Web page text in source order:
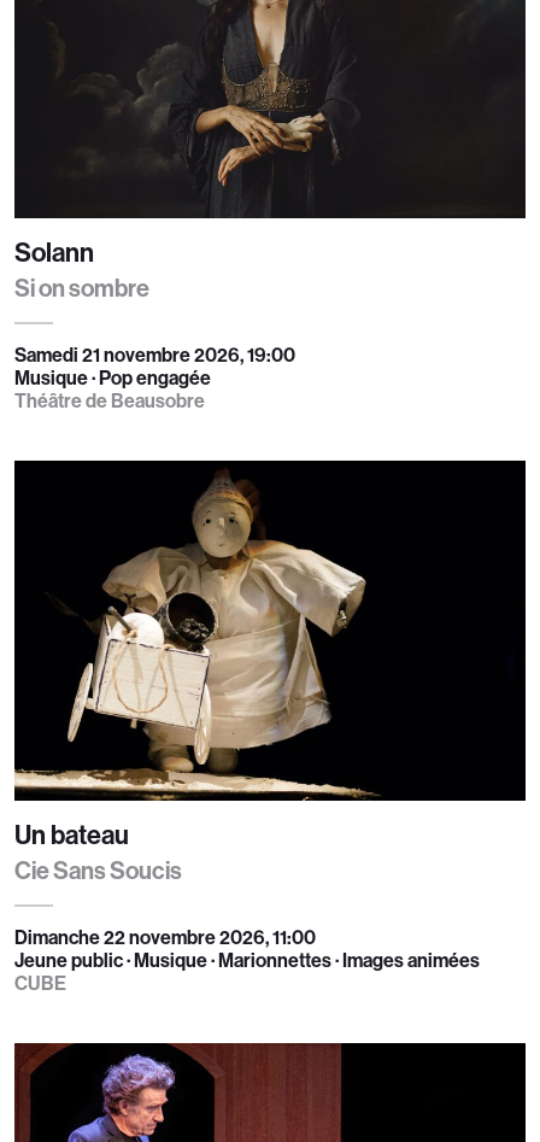
Solann
Si on sombre
Samedi 21 novembre 2026, 19:00
Musique · Pop engagée
Théâtre de Beausobre
Un bateau
Cie Sans Soucis
Dimanche 22 novembre 2026, 11:00
Jeune public · Musique · Marionnettes · Images animées
CUBE